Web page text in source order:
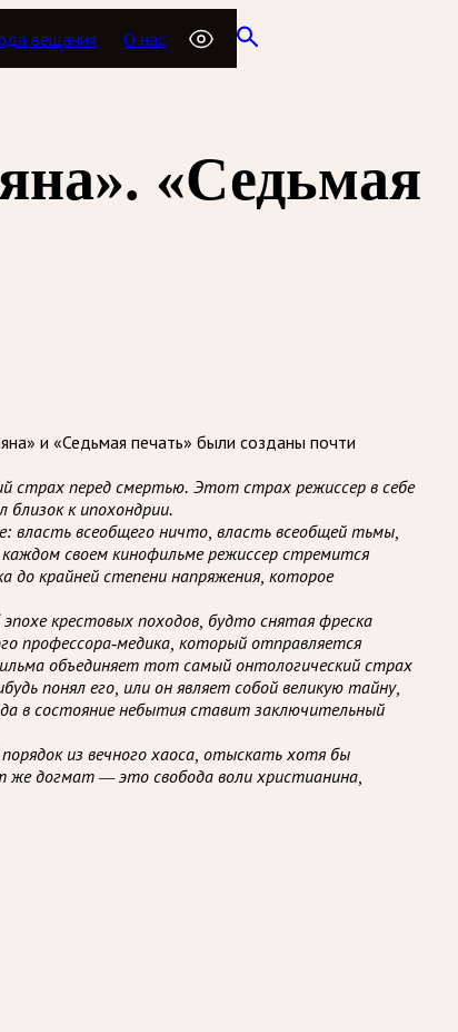
вещания О нас
«Седьмая
и «Седьмая печать» были созданы почти
страх перед смертью. Этот страх режиссер в себе
к ипохондрии.
власть всеобщего ничто, власть всеобщей тьмы,
своем кинофильме режиссер стремится
до крайней степени напряжения, которое
крестовых походов, будто снятая фреска
профессора-медика, который отправляется
объединяет тот самый онтологический страх
понял его, или он являет собой великую тайну,
в состояние небытия ставит заключительный
из вечного хаоса, отыскать хотя бы
же догмат — это свобода воли христианина,